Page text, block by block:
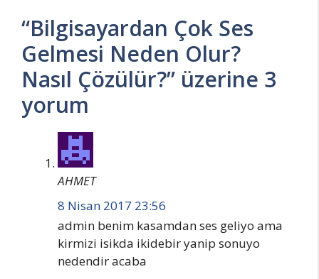
“Bilgisayardan Çok Ses
Gelmesi Neden Olur?
Nasıl Çözülür?” üzerine 3
yorum
AHMET
8 Nisan 2017 23:56
admin benim kasamdan ses geliyo ama
kirmizi isikda ikidebir yanip sonuyo
nedendir acaba